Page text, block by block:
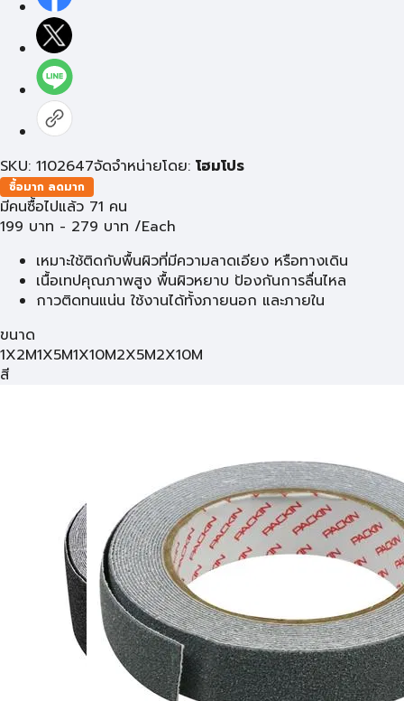
SKU: 1102647จัดจำหน่ายโดย: โฮมโปร
ซื้อมาก ลดมาก
มีคนซื้อไปแล้ว 71 คน
199 บาท - 279 บาท /Each
เหมาะใช้ติดกับพื้นผิวที่มีความลาดเอียง หรือทางเดิน
เนื้อเทปคุณภาพสูง พื้นผิวหยาบ ป้องกันการลื่นไหล
กาวติดทนแน่น ใช้งานได้ทั้งภายนอก และภายใน
ขนาด
1X2M1X5M1X10M2X5M2X10M
สี